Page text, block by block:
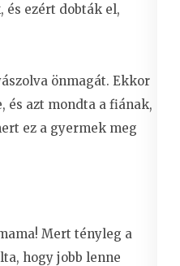
és ezért dobták el,
önmagát. Ekkor
és azt mondta a fiának,
ez a gyermek meg
Mert tényleg a
hogy jobb lenne